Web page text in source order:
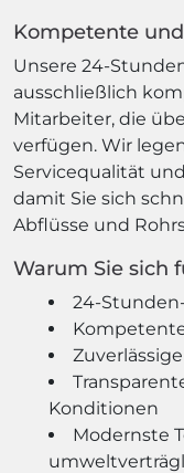
Kompetente
Unsere 24-
ausschließlich
Mitarbeiter, die
verfügen. Wir
Servicequalität
damit Sie sich
Abflüsse und
Warum Sie sich
24-
Konditionen
Modernste